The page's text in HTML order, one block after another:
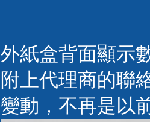
外紙盒背面顯示
附上代理商的聯
變動，不再是以